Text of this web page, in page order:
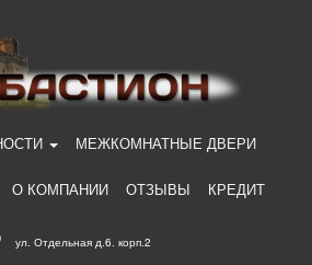
МЕЖКОМНАТНЫЕ ДВЕРИ
О КОМПАНИИ ОТЗЫВЫ КРЕДИТ
ул. Отдельная д.6. корп.2